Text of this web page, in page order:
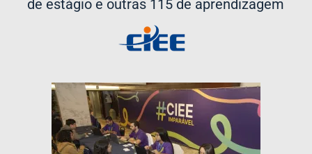
de estágio e outras 115 de aprendizagem